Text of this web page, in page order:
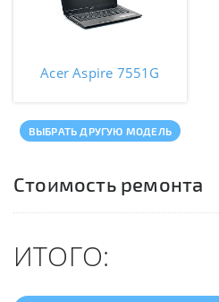
Acer Aspire 7551G
ВЫБРАТЬ ДРУГУЮ МОДЕЛЬ
Стоимость ремонта
ИТОГО: